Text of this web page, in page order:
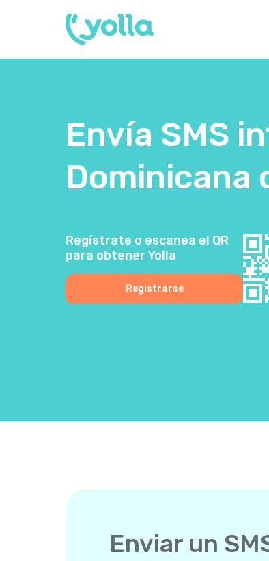
Envía SMS
Dominicana
Regístrate o escanea el QR
para obtener Yolla
Registrarse
Enviar un